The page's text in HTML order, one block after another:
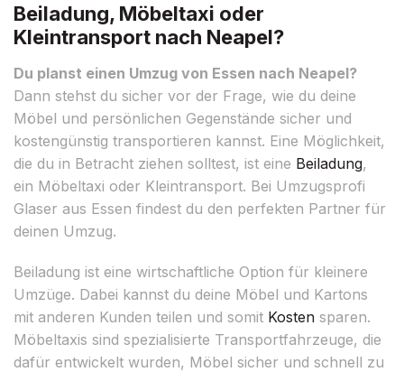
Beiladung, Möbeltaxi oder
Kleintransport nach Neapel?
Du planst einen Umzug von Essen nach Neapel?
Dann stehst du sicher vor der Frage, wie du deine
Möbel und persönlichen Gegenstände sicher und
kostengünstig transportieren kannst. Eine Möglichkeit,
die du in Betracht ziehen solltest, ist eine Beiladung,
ein Möbeltaxi oder Kleintransport. Bei Umzugsprofi
Glaser aus Essen findest du den perfekten Partner für
deinen Umzug.
Beiladung ist eine wirtschaftliche Option für kleinere
Umzüge. Dabei kannst du deine Möbel und Kartons
mit anderen Kunden teilen und somit Kosten sparen.
Möbeltaxis sind spezialisierte Transportfahrzeuge, die
dafür entwickelt wurden, Möbel sicher und schnell zu